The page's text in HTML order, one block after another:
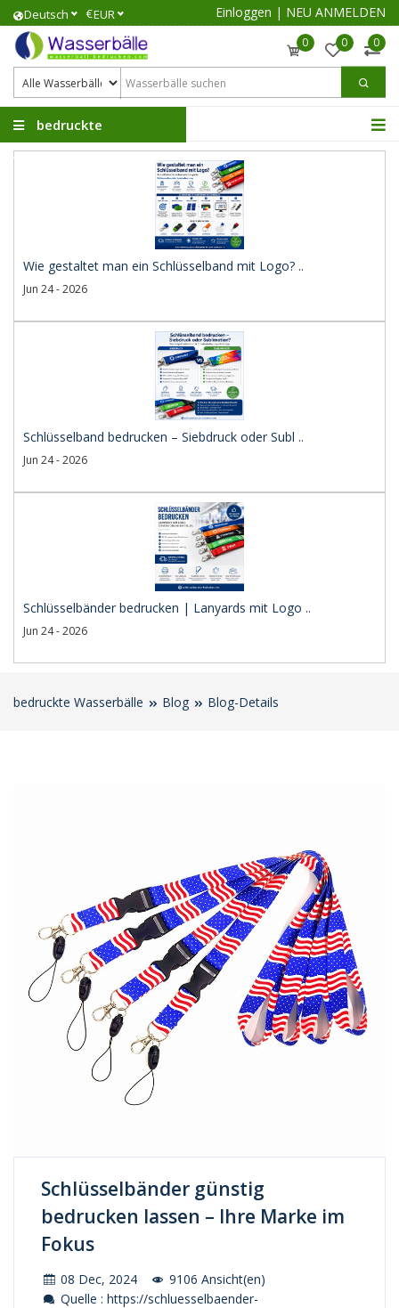
Deutsch €EUR Einloggen | NEU ANMELDEN
0 0 0
bedruckte
Wasserbälle
Wie gestaltet man ein Schlüsselband mit Logo? ..
Jun 24 - 2026
Schlüsselband bedrucken – Siebdruck oder Subl ..
Jun 24 - 2026
Schlüsselbänder bedrucken | Lanyards mit Logo ..
Jun 24 - 2026
bedruckte Wasserbälle Blog Blog-Details
Schlüsselbänder günstig
bedrucken lassen – Ihre Marke im
Fokus
08 Dec, 2024
9106 Ansicht(en)
Quelle : https://schluesselbaender-